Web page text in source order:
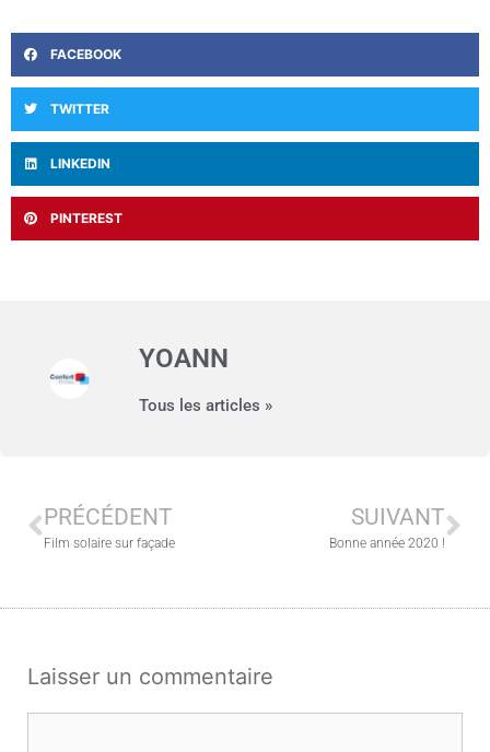
FACEBOOK
TWITTER
LINKEDIN
PINTEREST
YOANN
Tous les articles »
PRÉCÉDENT
Film solaire sur façade
SUIVANT
Bonne année 2020 !
Laisser un commentaire